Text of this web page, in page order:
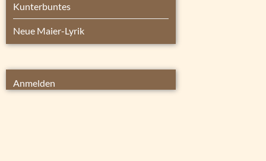
Kunterbuntes
Neue Maier-Lyrik
Anmelden